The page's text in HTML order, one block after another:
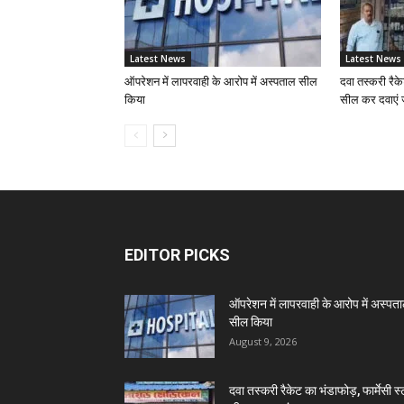
Latest News
ऑपरेशन में लापरवाही के आरोप में अस्पताल सील
किया
Latest News
दवा तस्करी
सील कर दवाएं
EDITOR PICKS
ऑपरेशन में लापरवाही के आरोप में
सील किया
August 9, 2026
दवा तस्करी रैकेट का भंडाफोड़, फार्मेसी